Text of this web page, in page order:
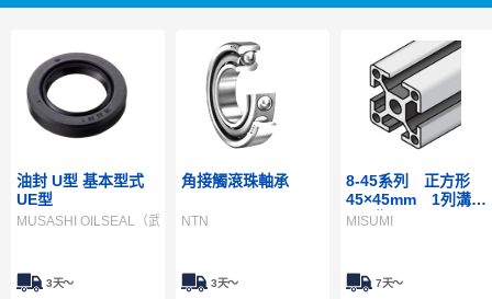
油封 U型 基本型式
UE型
MUSASHI OILSEAL（武蔵油封）
3天～
角接觸滾珠軸承
NTN
3天～
8-45系列 正方形
45×45mm 1列溝
4面溝
MISUMI
7天～